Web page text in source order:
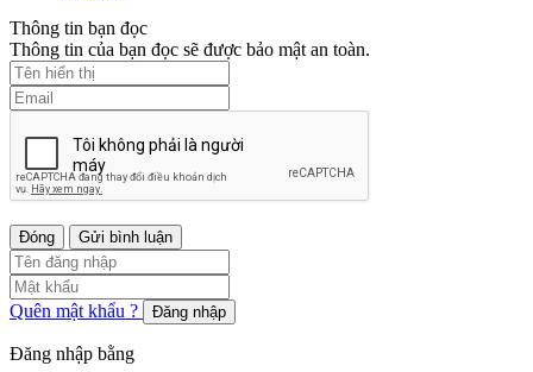
Thông tin bạn đọc
Thông tin của bạn đọc sẽ được bảo mật an toàn.
Đóng Gửi bình luận
Quên mật khẩu ? Đăng nhập
Đăng nhập bằng